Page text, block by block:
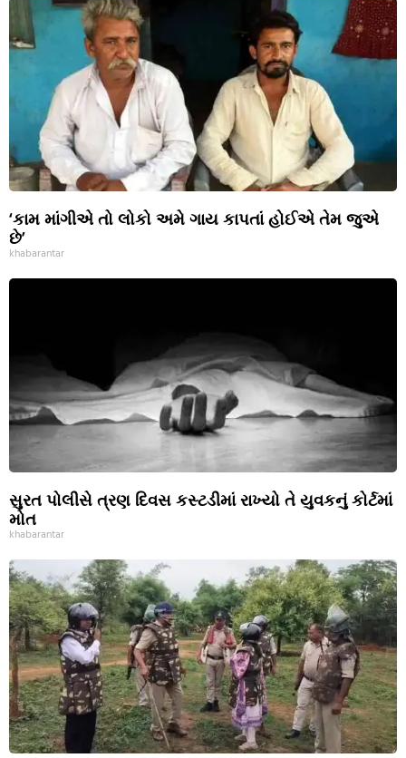
‘કામ માંગીએ તો લોકો અમે ગાય કાપતાં હોઈએ તેમ જુએ
છે’
khabarantar
સુરત પોલીસે ત્રણ દિવસ કસ્ટડીમાં રાખ્યો તે યુવકનું કોર્ટમાં
મોત
khabarantar